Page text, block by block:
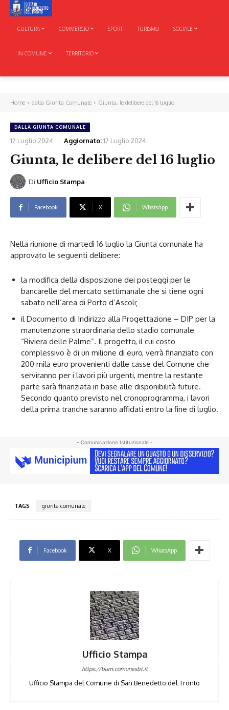
CULTURA COMMERCIO SPORT TURISMO SOCIALE
IN COMUNE TERRITORIO
Home dalla Giunta Comunale Giunta, le delibere del 16 luglio
DALLA GIUNTA COMUNALE
17 Luglio 2024 Aggiornato:17 Luglio 2024
Giunta, le delibere del 16 luglio
Di Ufficio Stampa
Facebook X WhatsApp
Nella riunione di martedì 16 luglio la Giunta comunale ha
approvato le seguenti delibere:
la modifica della disposizione dei posteggi per le
bancarelle del mercato settimanale che si tiene ogni
sabato nell’area di Porto d’Ascoli;
il Documento di Indirizzo alla Progettazione – DIP per la
manutenzione straordinaria dello stadio comunale
“Riviera delle Palme”. Il progetto, il cui costo
complessivo è di un milione di euro, verrà finanziato con
200 mila euro provenienti dalle casse del Comune che
serviranno per i lavori più urgenti, mentre la restante
parte sarà finanziata in base alle disponibilità future.
Secondo quanto previsto nel cronoprogramma, i lavori
della prima tranche saranno affidati entro la fine di luglio.
- Comunicazione Istituzionale -
TAGS giunta comunale
Facebook X WhatsApp
Ufficio Stampa
https://bum.comunesbt.it
Ufficio Stampa del Comune di San Benedetto del Tronto